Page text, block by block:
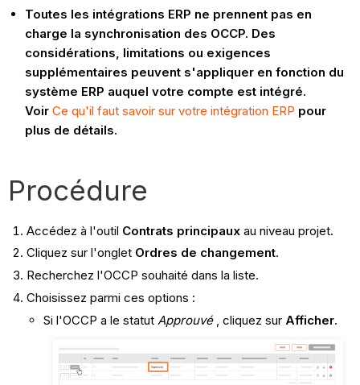
Toutes les intégrations ERP ne prennent pas en
charge la synchronisation des OCCP. Des
considérations, limitations ou exigences
supplémentaires peuvent s'appliquer en fonction du
système ERP auquel votre compte est intégré.
VoirCe qu'il faut savoir sur votre intégration ERP pour
plus de détails.
Procédure
Accédez à l'outil Contrats principauxau niveau projet.
Cliquez sur l'onglet Ordres de changement.
Recherchez l'OCCP souhaité dans la liste.
Choisissez parmi ces options :
Si l'OCCP a le statut Approuvé, cliquez sur Afficher.